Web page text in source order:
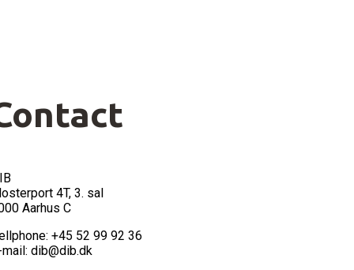
4T, 3. sal
Aarhus C
+45 52 99 92 36
mail: dib@dib.dk